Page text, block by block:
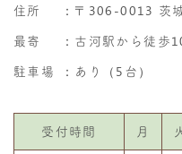
住所 ： 〒306-0013 茨
最寄
：古河駅から徒歩
駐車場
：あり（5台）
受付時間 月